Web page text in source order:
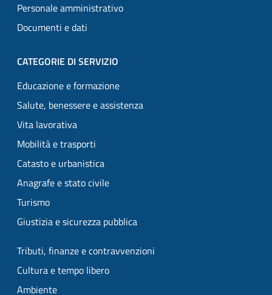
Personale amministrativo
Documenti e dati
CATEGORIE DI SERVIZIO
Educazione e formazione
Salute, benessere e assistenza
Vita lavorativa
Mobilità e trasporti
Catasto e urbanistica
Anagrafe e stato civile
Turismo
Giustizia e sicurezza pubblica
Tributi, finanze e contravvenzioni
Cultura e tempo libero
Ambiente